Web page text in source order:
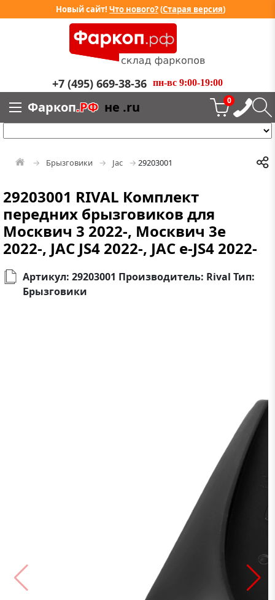
Новый сайт! Что нового?(Старая версия)
+7 (495) 669-38-36 пн-вс 9:00-19:00
Фаркоп.РФ не .ru 0
Брызговики Jac 29203001
29203001 RIVAL Комплект
передних брызговиков для
Москвич 3 2022-, Москвич 3e
2022-, JAC JS4 2022-, JAC e-JS4 2022-
Артикул: 29203001 Производитель: Rival Тип:
Брызговики